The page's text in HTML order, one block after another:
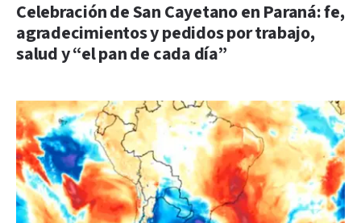
Celebración de San Cayetano en Paraná: fe,
agradecimientos y pedidos por trabajo,
salud y “el pan de cada día”